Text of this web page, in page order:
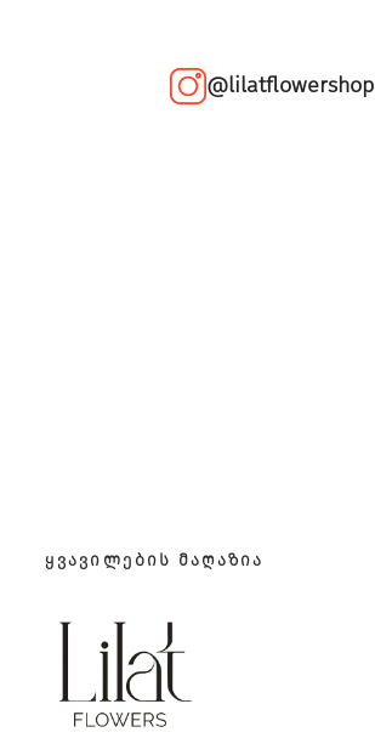
@lilatflowershop
ᲧᲕᲐᲕᲘᲚᲔᲑᲘᲡ ᲛᲐᲦᲐᲖᲘᲐ